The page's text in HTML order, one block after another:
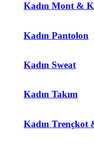
Kadın Mont &
Kadın Pantolon
Kadın Sweat
Kadın Takım
Kadın Trençkot